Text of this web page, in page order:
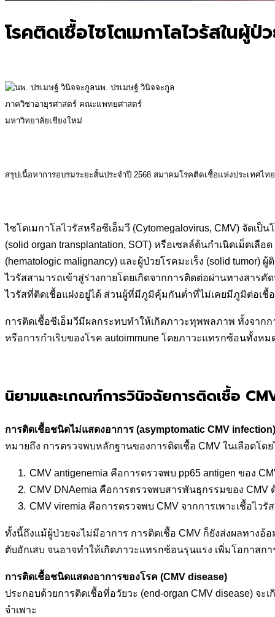
โรคติดเชื้อไซโตเมกาโลไวรัสในผู้
นพ. ปรเมษฐ์ วินิจจะกูล
ภาควิชาอายุรศาสตร์ คณะแพทยศาสตร์
มหาวิทยาลัยเชียงใหม่
สรุปเนื้อหาการอบรมระยะสั้นประจำปี 2568 สมาคมโรคติดเชื้อแห่งประเทศไ
ไซโตเมกาโลไวรัสหรือซีเอ็มวี (Cytomegalovirus, CMV) จัด
(solid organ transplantation, SOT) หรือเซลล์ต้นกำเนิดเม็ดเลื
(hematologic malignancy) และผู้ป่วยโรคมะเร็ง (solid tumor)
ไวรัสสามารถเข้าสู่ร่างกายโดยเกิดจากการติดต่อผ่านทางสาร
ไวรัสที่ติดเชื้อแฝงอยู่ได้ ส่วนผู้ที่มีภูมิคุ้มกันต่ำที่ไม่เคยมีภูมิต่อเชื้อ
การติดเชื้อซีเอ็มวีมีผลกระทบทำให้เกิดภาวะทุพพลภาพ ทั้งจากก
หรือการกำเริบของโรค autoimmune โดยภาวะแทรกซ้อนทั้งห
นิยามและเกณฑ์การวินิจฉัยการติดเชื้อ
การติดเชื้อชนิดไม่แสดงอาการ (asymptomatic CMV infection)
หมายถึง การตรวจพบหลักฐานของการติดเชื้อ CMV ในเลือดโ
CMV antigenemia คือการตรวจพบ pp65 antigen ของ
CMV DNAemia คือการตรวจพบสารพันธุกรรมของ CMV
CMV viremia คือการตรวจพบ CMV จากการเพาะเชื้อไวรั
ทั้งนี้ถึงแม้ผู้ป่วยจะไม่มีอาการ การติดเชื้อ CMV ก็ยังส่งผลทางอ้
ตับอักเสบ จนอาจทำให้เกิดภาวะแทรกซ้อนรุนแรง เพิ่มโอกาสก
การติดเชื้อชนิดแสดงอาการของโรค (CMV disease)
ประกอบด้วยการติดเชื้อที่อวัยวะ (end-organ CMV disease)
จำเพาะ